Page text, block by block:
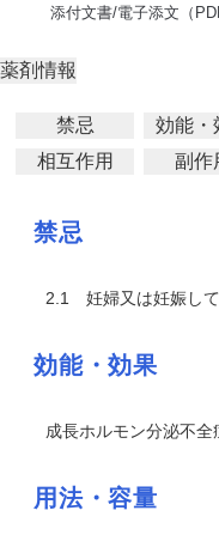
添付文書/電子添文（
薬剤情報
禁忌 効能・
相互作用
副作
禁忌
2.1 妊婦又は妊娠して
効能・効果
成長ホルモン分泌不全
用法・容量